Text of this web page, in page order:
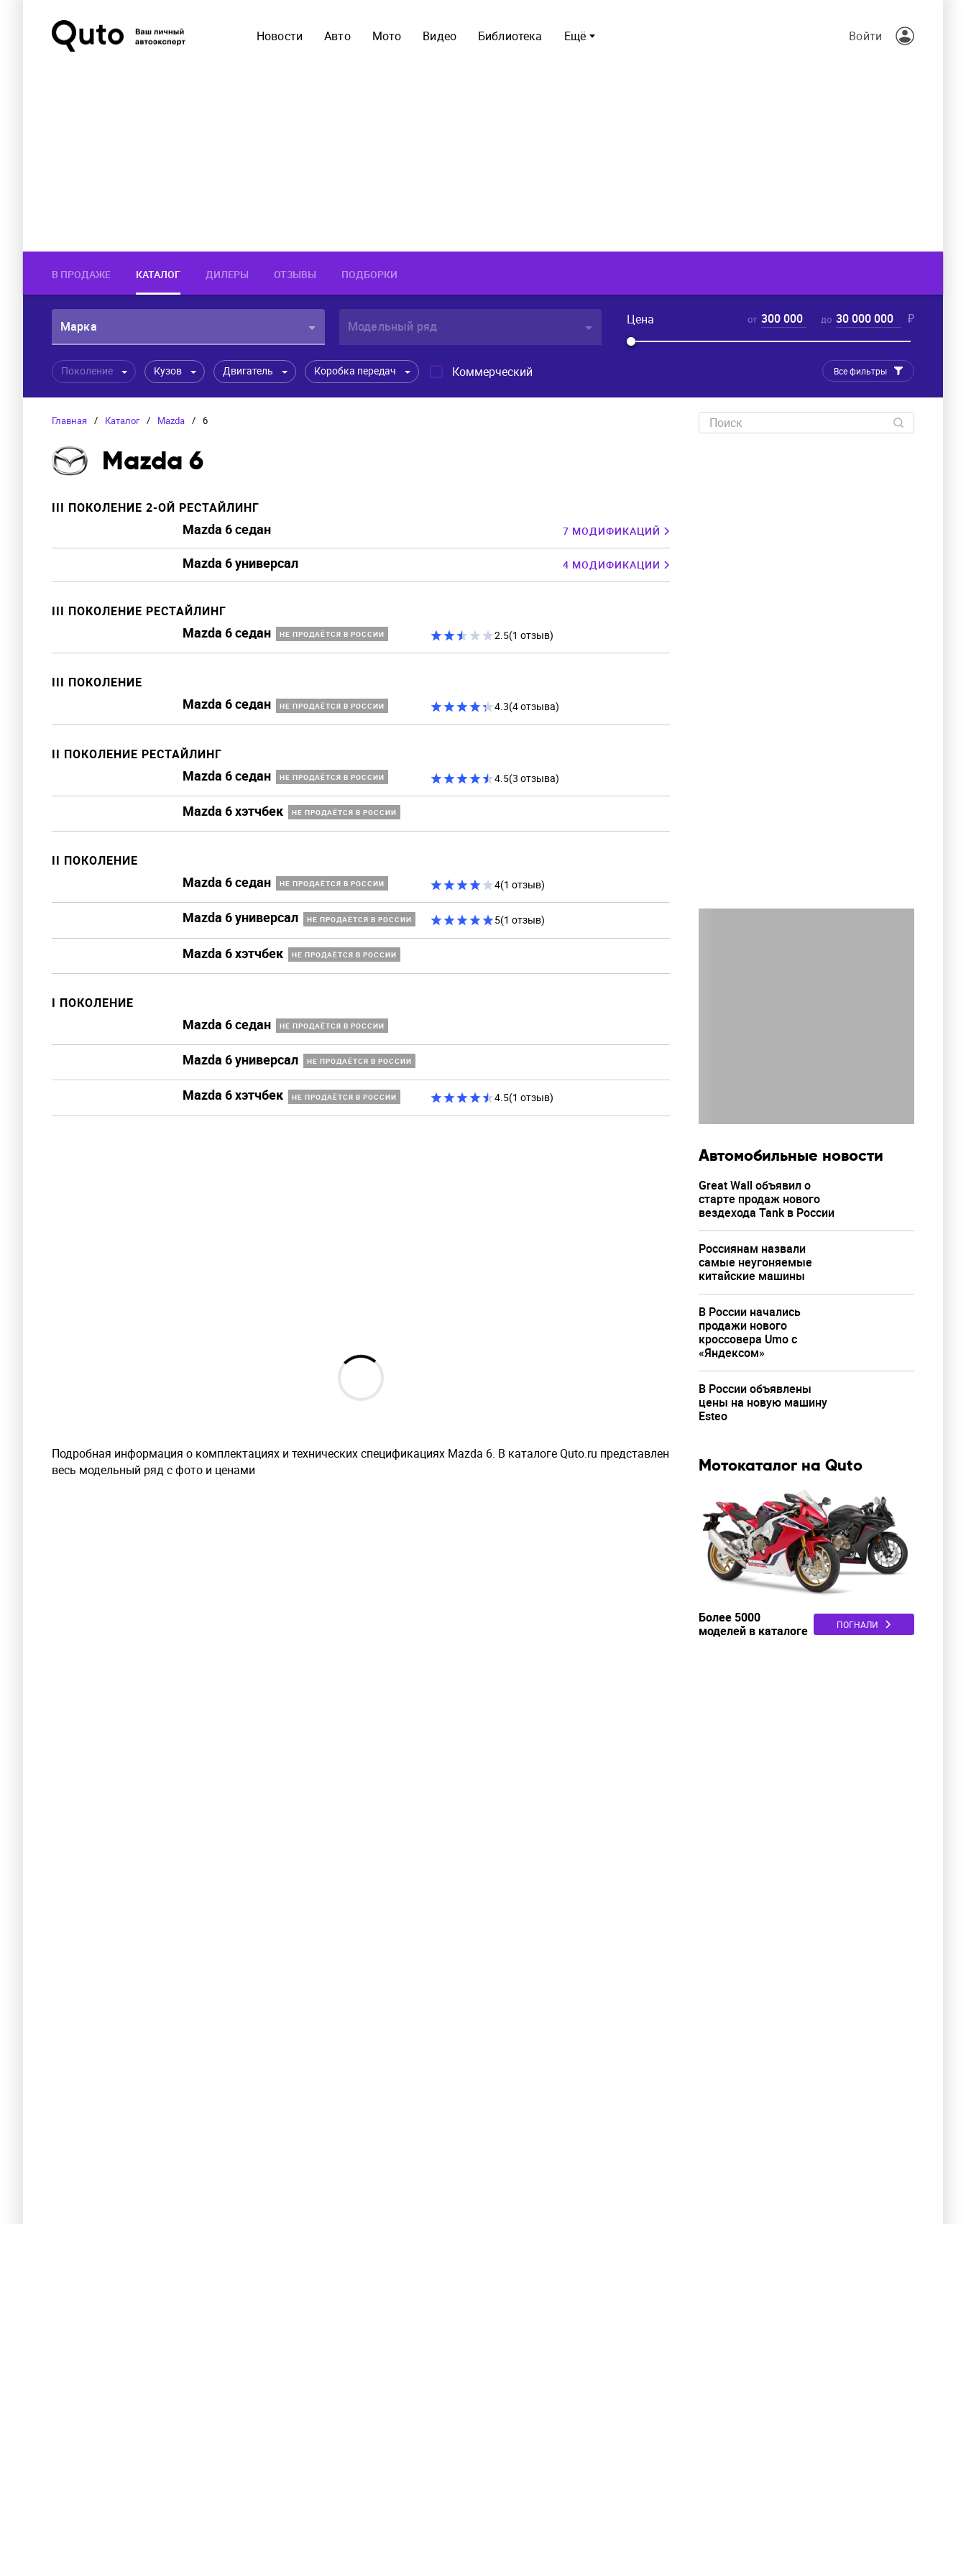
Ещё
Новости Авто Мото Видео Библиотека Войти
В ПРОДАЖЕ КАТАЛОГ ДИЛЕРЫ ОТЗЫВЫ ПОДБОРКИ
Марка Модельный ряд Цена от 300 000 до 30 000 000 ₽
Поколение Кузов Двигатель Коробка передач Коммерческий Все фильтры
Главная / Каталог / Mazda / 6
Mazda 6
III ПОКОЛЕНИЕ 2-ОЙ РЕСТАЙЛИНГ
Mazda 6 седан 7 МОДИФИКАЦИЙ
Mazda 6 универсал 4 МОДИФИКАЦИИ
III ПОКОЛЕНИЕ РЕСТАЙЛИНГ
Mazda 6 седан НЕ ПРОДАЁТСЯ В РОССИИ 2.5(1 отзыв)
III ПОКОЛЕНИЕ
Mazda 6 седан НЕ ПРОДАЁТСЯ В РОССИИ 4.3(4 отзыва)
II ПОКОЛЕНИЕ РЕСТАЙЛИНГ
Mazda 6 седан НЕ ПРОДАЁТСЯ В РОССИИ 4.5(3 отзыва)
Mazda 6 хэтчбек НЕ ПРОДАЁТСЯ В РОССИИ
II ПОКОЛЕНИЕ
Mazda 6 седан НЕ ПРОДАЁТСЯ В РОССИИ 4(1 отзыв)
Mazda 6 универсал НЕ ПРОДАЁТСЯ В РОССИИ 5(1 отзыв)
Mazda 6 хэтчбек НЕ ПРОДАЁТСЯ В РОССИИ
I ПОКОЛЕНИЕ
Mazda 6 седан НЕ ПРОДАЁТСЯ В РОССИИ
Mazda 6 универсал НЕ ПРОДАЁТСЯ В РОССИИ
Mazda 6 хэтчбек НЕ ПРОДАЁТСЯ В РОССИИ 4.5(1 отзыв)
Подробная информация о комплектациях и технических спецификациях Mazda 6. В каталоге Quto.ru представлен
весь модельный ряд с фото и ценами
Автомобильные новости
Great Wall объявил о
старте продаж нового
вездехода Tank в России
Россиянам назвали
самые неугоняемые
китайские машины
В России начались
продажи нового
кроссовера Umo с
«Яндексом»
В России объявлены
цены на новую машину
Esteo
Мотокаталог на Quto
Более 5000
моделей в каталоге
ПОГНАЛИ